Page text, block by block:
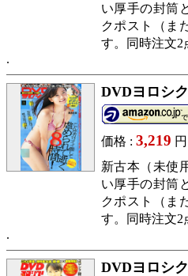
い厚手の封筒
クポスト（ま
す。同時注文2
DVDヨロシ
価格 : 3,219 円
新古本（未使
い厚手の封筒
クポスト（ま
す。同時注文2
DVDヨロシ